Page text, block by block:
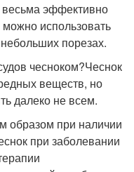
весьма эффективно
можно использовать
порезах.
чесноком?Чеснок
веществ, но
далеко не всем.
образом при наличии
при заболевании